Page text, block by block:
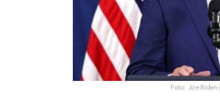
Foto: Joe Biden